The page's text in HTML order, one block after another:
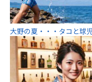
大野の夏・・・タコと球